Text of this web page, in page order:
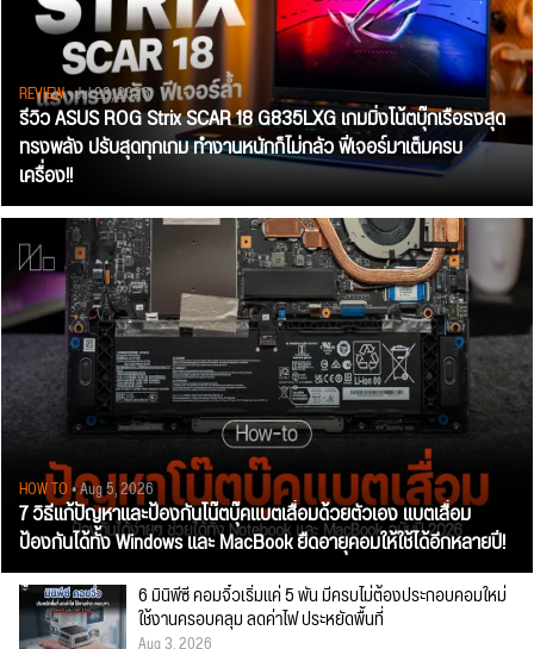
REVIEW• Jul 28, 2026
รีวิว ASUS ROG Strix SCAR 18 G835LXG เกมมิ่งโน้ตบุ๊กเรือธงสุด
ทรงพลัง ปรับสุดทุกเกม ทำงานหนักก็ไม่กลัว ฟีเจอร์มาเต็มครบ
เครื่อง!!
HOW TO• Aug 5, 2026
7 วิธีแก้ปัญหาและป้องกันโน๊ตบุ๊คแบตเสื่อมด้วยตัวเอง แบตเสื่อม
ป้องกันได้ทั้ง Windows และ MacBook ยืดอายุคอมให้ใช้ได้อีกหลายปี!
6 มินิพีซี คอมจิ๋วเริ่มแค่ 5 พัน มีครบไม่ต้องประกอบคอมใหม่
ใช้งานครอบคลุม ลดค่าไฟ ประหยัดพื้นที่